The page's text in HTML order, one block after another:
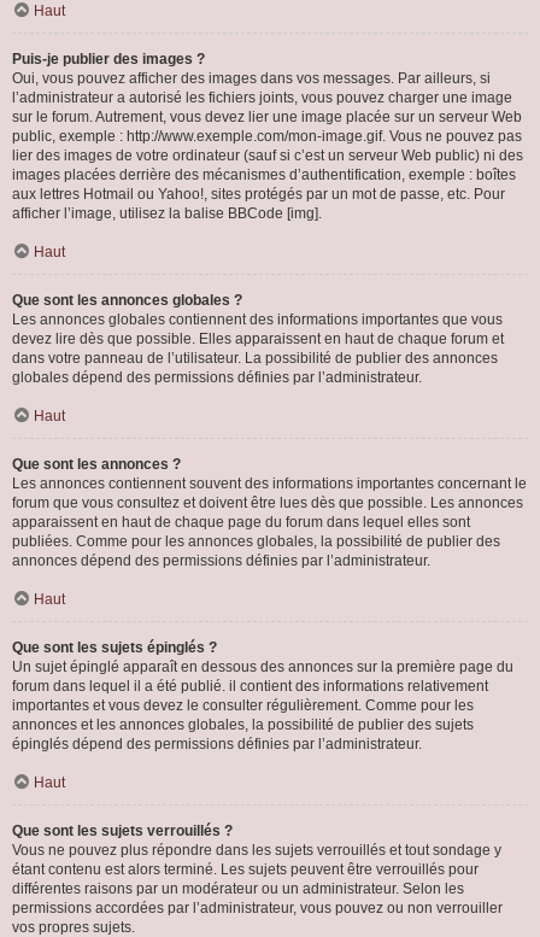
Haut
Puis-je publier des images ?
Oui, vous pouvez afficher des images dans vos messages. Par ailleurs, si
l’administrateur a autorisé les fichiers joints, vous pouvez charger une image
sur le forum. Autrement, vous devez lier une image placée sur un serveur Web
public, exemple : http://www.exemple.com/mon-image.gif. Vous ne pouvez pas
lier des images de votre ordinateur (sauf si c’est un serveur Web public) ni des
images placées derrière des mécanismes d’authentification, exemple : boîtes
aux lettres Hotmail ou Yahoo!, sites protégés par un mot de passe, etc. Pour
afficher l’image, utilisez la balise BBCode [img].
Haut
Que sont les annonces globales ?
Les annonces globales contiennent des informations importantes que vous
devez lire dès que possible. Elles apparaissent en haut de chaque forum et
dans votre panneau de l’utilisateur. La possibilité de publier des annonces
globales dépend des permissions définies par l’administrateur.
Haut
Que sont les annonces ?
Les annonces contiennent souvent des informations importantes concernant le
forum que vous consultez et doivent être lues dès que possible. Les annonces
apparaissent en haut de chaque page du forum dans lequel elles sont
publiées. Comme pour les annonces globales, la possibilité de publier des
annonces dépend des permissions définies par l’administrateur.
Haut
Que sont les sujets épinglés ?
Un sujet épinglé apparaît en dessous des annonces sur la première page du
forum dans lequel il a été publié. il contient des informations relativement
importantes et vous devez le consulter régulièrement. Comme pour les
annonces et les annonces globales, la possibilité de publier des sujets
épinglés dépend des permissions définies par l’administrateur.
Haut
Que sont les sujets verrouillés ?
Vous ne pouvez plus répondre dans les sujets verrouillés et tout sondage y
étant contenu est alors terminé. Les sujets peuvent être verrouillés pour
différentes raisons par un modérateur ou un administrateur. Selon les
permissions accordées par l’administrateur, vous pouvez ou non verrouiller
vos propres sujets.